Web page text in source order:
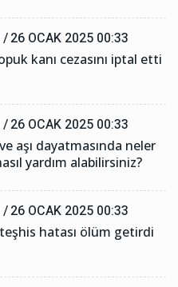
/26 OCAK 2025 00:33
kanı cezasını iptal etti
/26 OCAK 2025 00:33
aşı dayatmasında neler
yardım alabilirsiniz?
/26 OCAK 2025 00:33
hatası ölüm getirdi